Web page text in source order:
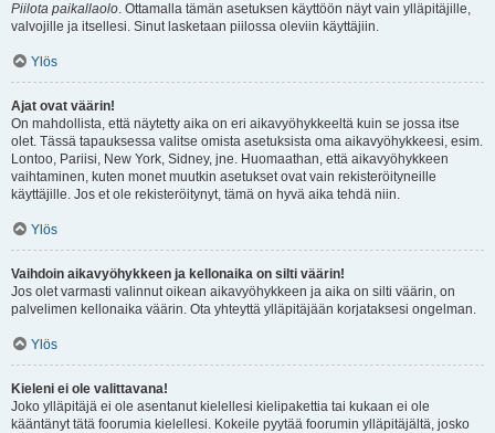
Piilota paikallaolo. Ottamalla tämän asetuksen käyttöön näyt vain ylläpitäjille,
valvojille ja itsellesi. Sinut lasketaan piilossa oleviin käyttäjiin.
Ylös
Ajat ovat väärin!
On mahdollista, että näytetty aika on eri aikavyöhykkeeltä kuin se jossa itse
olet. Tässä tapauksessa valitse omista asetuksista oma aikavyöhykkeesi, esim.
Lontoo, Pariisi, New York, Sidney, jne. Huomaathan, että aikavyöhykkeen
vaihtaminen, kuten monet muutkin asetukset ovat vain rekisteröityneille
käyttäjille. Jos et ole rekisteröitynyt, tämä on hyvä aika tehdä niin.
Ylös
Vaihdoin aikavyöhykkeen ja kellonaika on silti väärin!
Jos olet varmasti valinnut oikean aikavyöhykkeen ja aika on silti väärin, on
palvelimen kellonaika väärin. Ota yhteyttä ylläpitäjään korjataksesi ongelman.
Ylös
Kieleni ei ole valittavana!
Joko ylläpitäjä ei ole asentanut kielellesi kielipakettia tai kukaan ei ole
kääntänyt tätä foorumia kielellesi. Kokeile pyytää foorumin ylläpitäjältä, josko